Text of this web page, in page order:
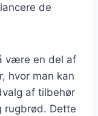
de
være en del af
hvor man kan
af tilbehør
rugbrød. Dette